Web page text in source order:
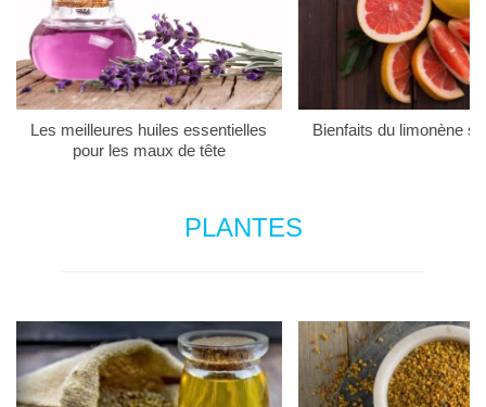
Les meilleures huiles essentielles
pour les maux de tête
Bienfaits du limonène
PLANTES